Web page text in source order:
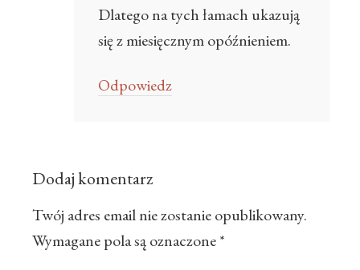
Dlatego na tych łamach ukazują
się z miesięcznym opóźnieniem.
Odpowiedz
Dodaj komentarz
Twój adres email nie zostanie opublikowany.
Wymagane pola są oznaczone*